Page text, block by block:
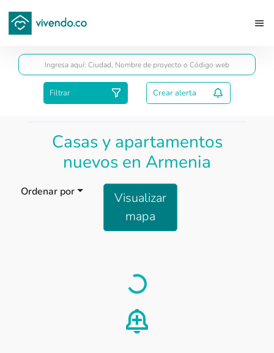
Filtrar Crear alerta
Casas y apartamentos
nuevos en Armenia
Ordenar por
Visualizar
mapa
Load
Guardar